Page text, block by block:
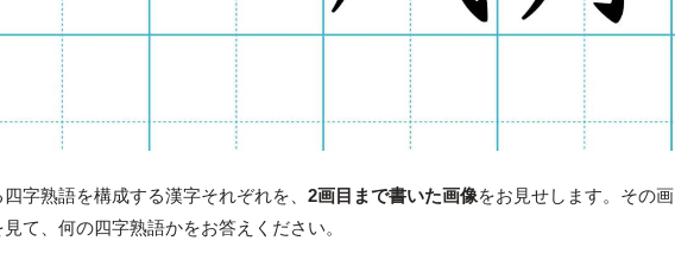
四字熟語を構成する漢字それぞれを、2画目まで書いた画像をお見せします。その画
見て、何の四字熟語かをお答えください。